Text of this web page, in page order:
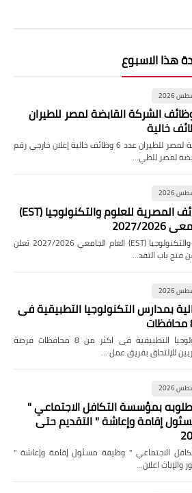
هذا الاسبوع
الشركة القابضة لمصر للطيران
بالتعاقد وظائف الشركة القابضة لمصر للطيران عدد 6 وظائف خالية إعلان خارجي رقم
إعلان وظائف المصرية للعلوم والتكنولوجيا (EST)
2026
إعلان وظائف المصرية للعلوم والتكنولوجيا (EST) العام الجامعي 2027/2026 تعلن
فتح باب التقد…
بمدارس التكنولوجيا التطبيقية فى
وظائف خالية بمدارس التكنولوجيا التطبيقية فى اكثر من 8 محافظات فرصة
للإلتحاق بفريق عمل …
بمؤسسة التكافل الاجتماعي "
إقامة وإعاشة " التقديم حتى
الاجتماعي " وظيفة مسئول إقامة وإعاشة "